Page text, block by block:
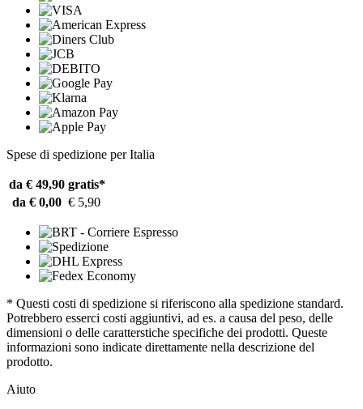
Spese di spedizione per Italia
da € 49,90 gratis*
da € 0,00 € 5,90
* Questi costi di spedizione si riferiscono alla spedizione standard.
Potrebbero esserci costi aggiuntivi, ad es. a causa del peso, delle
dimensioni o delle caratterstiche specifiche dei prodotti. Queste
informazioni sono indicate direttamente nella descrizione del
prodotto.
Aiuto